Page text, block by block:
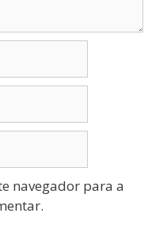
navegador para a